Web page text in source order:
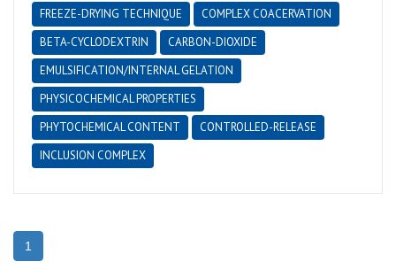
FREEZE-DRYING TECHNIQUE
COMPLEX COACERVATION
BETA-CYCLODEXTRIN
CARBON-DIOXIDE
EMULSIFICATION/INTERNAL GELATION
PHYSICOCHEMICAL PROPERTIES
PHYTOCHEMICAL CONTENT
CONTROLLED-RELEASE
INCLUSION COMPLEX
1